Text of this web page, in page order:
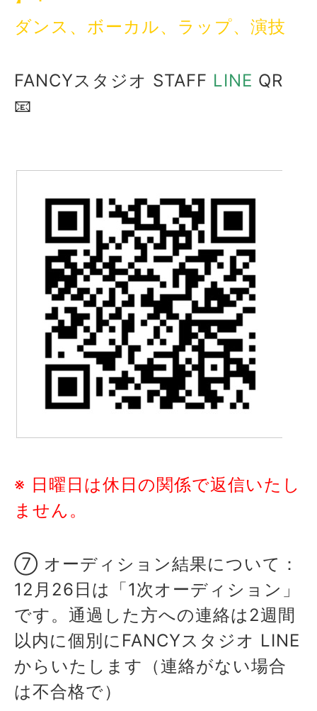
ダンス、ボーカル、ラップ、演技
FANCYスタジオ STAFF LINE QR
📧
※ 日曜日は休日の関係で返信いたし
ません。
⑦ オーディション結果について：
12月26日は「1次オーディション」
です。通過した方への連絡は2週間
以内に個別にFANCYスタジオ LINE
からいたします（連絡がない場合
は不合格で）